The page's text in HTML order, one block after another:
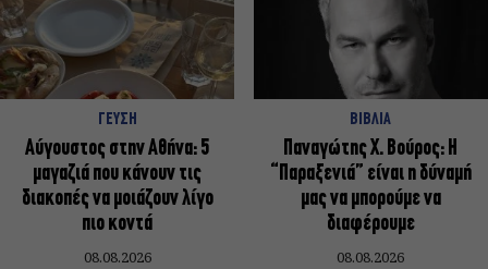
ΓΕΥΣΗ
Αύγουστος στην Αθήνα: 5
μαγαζιά που κάνουν τις
διακοπές να μοιάζουν λίγο
πιο κοντά
08.08.2026
ΒΙΒΛΙΑ
Παναγώτης Χ. Βούρος: Η
“Παραξενιά” είναι η δύναμή
μας να μπορούμε να
διαφέρουμε
08.08.2026